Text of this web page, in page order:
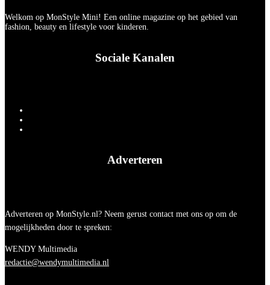
Welkom op MonStyle Mini! Een online magazine op het gebied van
fashion, beauty en lifestyle voor kinderen.
Sociale Kanalen
Adverteren
Adverteren op MonStyle.nl? Neem gerust contact met ons op om de
mogelijkheden door te spreken:
WENDY Multimedia
redactie@wendymultimedia.nl